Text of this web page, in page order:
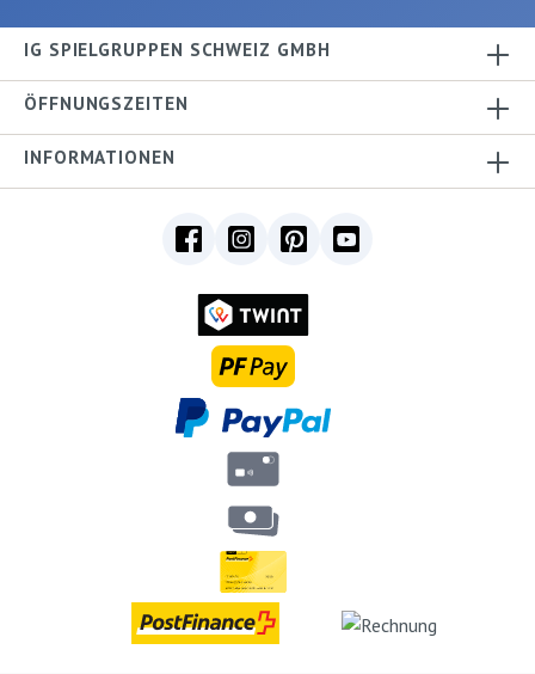
IG SPIELGRUPPEN SCHWEIZ GMBH
ÖFFNUNGSZEITEN
INFORMATIONEN